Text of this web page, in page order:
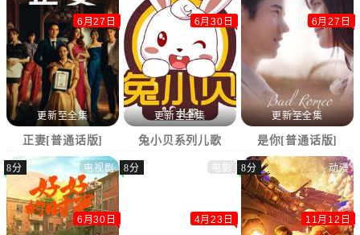
6月27日
更新至全集
正妻[普通话版]
6月30日
更新至全集
兔小贝系列儿歌
6月27日
更新至全集
是你[普通话版]
8分 电视剧
6月30日
8分 电影
4月23日
8分 动漫
11月12日